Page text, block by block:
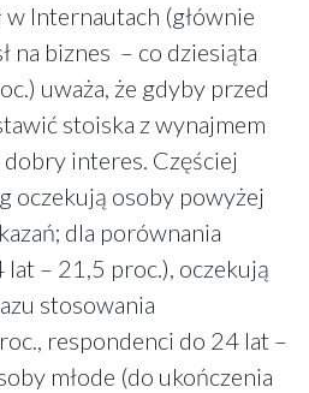
Internautach (głównie
na biznes – co dziesiąta
uważa, że gdyby przed
stoiska z wynajmem
interes. Częściej
oczekują osoby powyżej
dla porównania
– 21,5 proc.), oczekują
stosowania
respondenci do 24 lat –
młode (do ukończenia